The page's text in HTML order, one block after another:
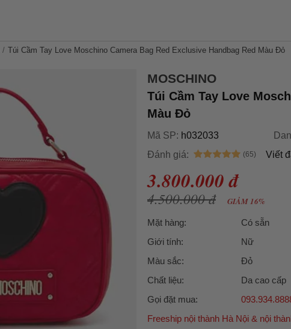
Túi Cầm Tay Love Moschino Camera Bag Red Exclusive Handbag Red Màu Đỏ
MOSCHINO
Túi Cầm Tay Love
Màu Đỏ
Mã SP: h032033
Đánh giá:
Viết
3.800.000 đ
4.500.000 đ GIẢM 16%
Mặt hàng:
Có sẵn
Giới tính:
Nữ
Màu sắc:
Đỏ
Chất liệu:
Da cao cấp
Gọi đặt mua:
Freeship nội thành Hà Nội & nội